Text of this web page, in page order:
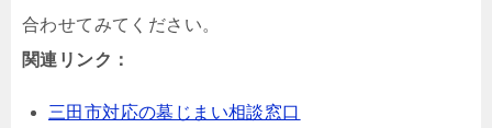
合わせてみてください。
関連リンク：
三田市対応の墓じまい相談窓口